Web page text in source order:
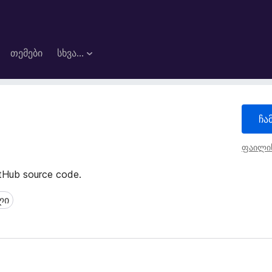
თემები სხვა…
source code.